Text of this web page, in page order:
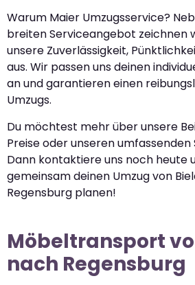
Warum Maier Umzugsservice?
breiten Serviceangebot zeichnen
unsere Zuverlässigkeit,
aus. Wir passen uns deinen
an und garantieren einen
Umzugs.
Du möchtest mehr über unsere
Preise oder unseren
Dann kontaktiere uns noch heute
gemeinsam deinen Umzug von
Regensburg planen!
Möbeltransport
nach Regensburg